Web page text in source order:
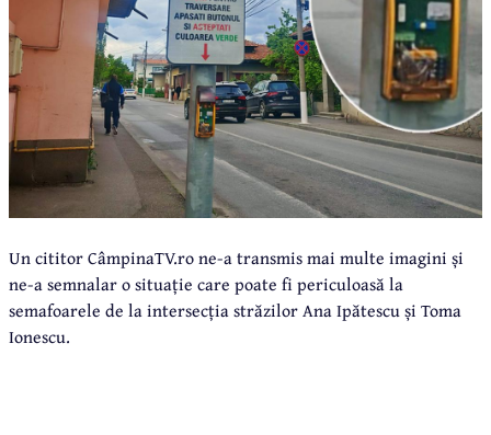
Un cititor CâmpinaTV.ro ne-a transmis mai multe imagini și
ne-a semnalar o situație care poate fi periculoasă la
semafoarele de la intersecția străzilor Ana Ipătescu și Toma
Ionescu.